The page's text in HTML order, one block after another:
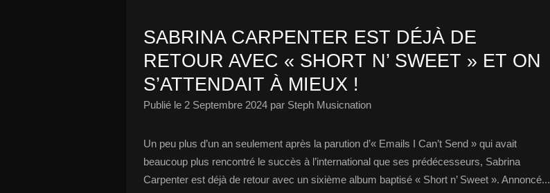
SABRINA CARPENTER EST DÉJÀ DE
RETOUR AVEC « SHORT N’ SWEET » ET ON
S’ATTENDAIT À MIEUX !
Publié le 2 Septembre 2024 par Steph Musicnation
Un peu plus d’un an seulement après la parution d’« Emails I Can’t Send » qui avait
beaucoup plus rencontré le succès à l’international que ses prédécesseurs, Sabrina
Carpenter est déjà de retour avec un sixième album baptisé « Short n’ Sweet ». Annoncé...